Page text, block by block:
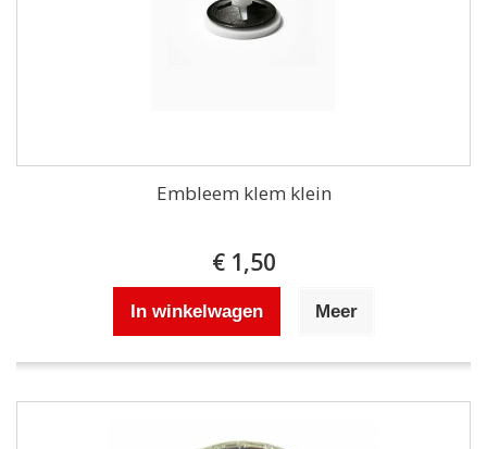
Embleem klem klein
€ 1,50
In winkelwagen Meer